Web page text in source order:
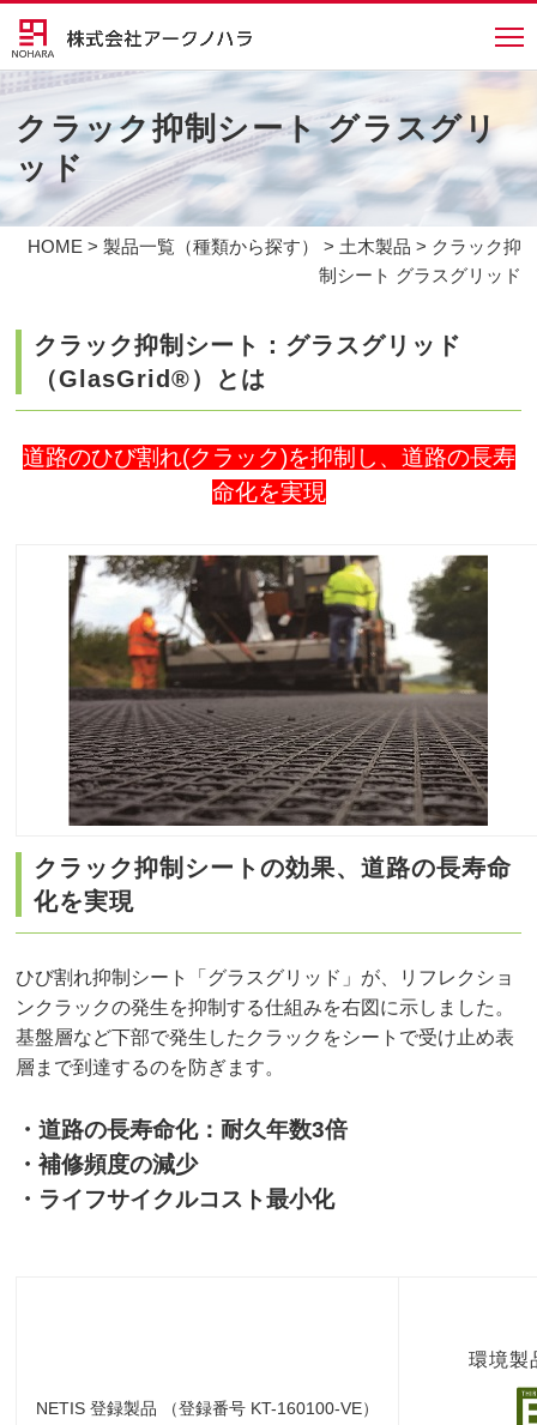
クラック抑制シート グラスグリ
ッド
HOME > 製品一覧（種類から探す） > 土木製品 > クラック抑
制シート グラスグリッド
クラック抑制シート：グラスグリッド
（GlasGrid®）とは
道路のひび割れ(クラック)を抑制し、道路の長寿
命化を実現
クラック抑制シートの効果、道路の長寿命
化を実現
ひび割れ抑制シート「グラスグリッド」が、リフレクショ
ンクラックの発生を抑制する仕組みを右図に示しました。
基盤層など下部で発生したクラックをシートで受け止め表
層まで到達するのを防ぎます。
・道路の長寿命化：耐久年数3倍
・補修頻度の減少
・ライフサイクルコスト最小化
NETIS 登録製品 （登録番号 KT-160100-VE）
環境製